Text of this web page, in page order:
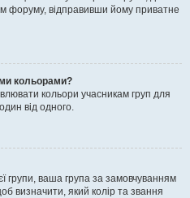
форуму, відправивши йому приватне
кольорами?
кольори учасникам груп для
від одного.
групи, ваша група за замовчуванням
визначити, який колір та звання